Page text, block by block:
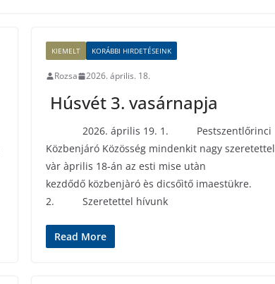
KIEMELT KORÁBBI HIRDETÉSEINK
Rozsa 2026. április. 18.
Húsvét 3. vasárnapja
2026. április 19. 1. Pestszentlőrinci
Közbenjáró Közösség mindenkit nagy szeretettel
vàr àprilis 18-án az esti mise utàn
kezdődő közbenjàró ès dicsőìtő imaestükre.
2. Szeretettel hívunk
Read More